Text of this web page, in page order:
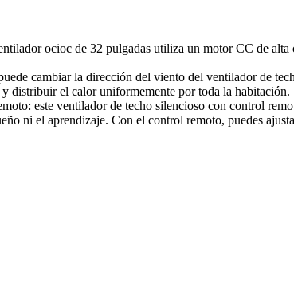
ocioc de 32 pulgadas utiliza un motor CC de
cambiar la dirección del viento del ventilador de
distribuir el calor uniformemente por toda la habitación.
este ventilador de techo silencioso con control
ni el aprendizaje. Con el control remoto, puedes